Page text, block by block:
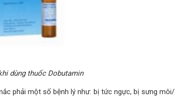
dùng thuốc Dobutamin
phải một số bệnh lý như: bị tức ngực, bị sưng môi/